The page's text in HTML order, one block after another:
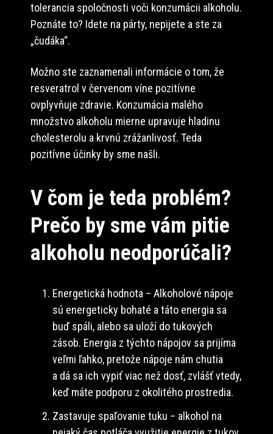
tolerancia spoločnosti voči konzumácii alkoholu.
Poznáte to? Idete na párty, nepijete a ste za
„čudáka“.
Možno ste zaznamenali informácie o tom, že
resveratrol v červenom víne pozitívne
ovplyvňuje zdravie. Konzumácia malého
množstvo alkoholu mierne upravuje hladinu
cholesterolu a krvnú zrážanlivosť. Teda
pozitívne účinky by sme našli.
V čom je teda problém?
Prečo by sme vám pitie
alkoholu neodporúčali?
Energetická hodnota – Alkoholové nápoje
sú energeticky bohaté a táto energia sa
buď spáli, alebo sa uloží do tukových
zásob. Energia z týchto nápojov sa prijíma
veľmi ľahko, pretože nápoje nám chutia
a dá sa ich vypiť viac než dosť, zvlášť vtedy,
keď máte podporu z okolitého prostredia.
Zastavuje spaľovanie tuku – alkohol na